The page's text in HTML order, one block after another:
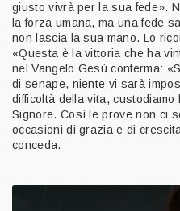
giusto vivrà per la sua fede».
la forza umana, ma una fede
non lascia la sua mano. Lo
«Questa è la vittoria che ha
nel Vangelo Gesù conferma:
di senape, niente vi sarà
difficoltà della vita, custodiamo
Signore. Così le prove non ci
occasioni di grazia e di
conceda.